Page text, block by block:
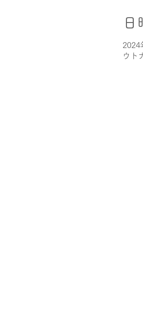
日
2024
ウト